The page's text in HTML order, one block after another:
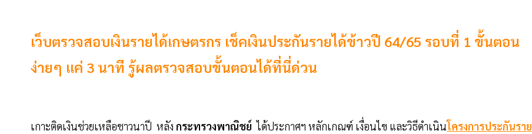
เว็บตรวจสอบเงินรายได้เกษตรกร เช็คเงินประกันรายได้ข้าวปี 64/65 รอบที่ 1 ขั้นตอน
ง่ายๆ แค่ 3 นาที รู้ผลตรวจสอบขั้นตอนได้ที่นี่ด่วน
เกาะติดเงินช่วยเหลือชาวนาปี หลัง กระทรวงพาณิชย์ ได้ประกาศฯ หลักเกณฑ์ เงื่อนไข และวิธีดำเนินโครงการประกันราย